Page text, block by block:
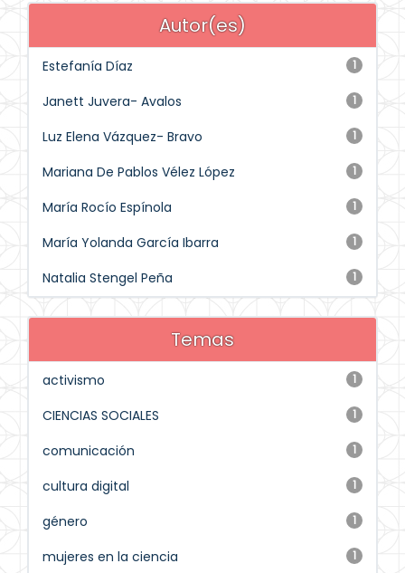
Autor(es)
1
Estefanía Díaz
1
Janett Juvera- Avalos
1
Luz Elena Vázquez- Bravo
1
Mariana De Pablos Vélez López
1
María Rocío Espínola
1
María Yolanda García Ibarra
1
Natalia Stengel Peña
Temas
1
activismo
1
CIENCIAS SOCIALES
1
comunicación
1
cultura digital
1
género
1
mujeres en la ciencia